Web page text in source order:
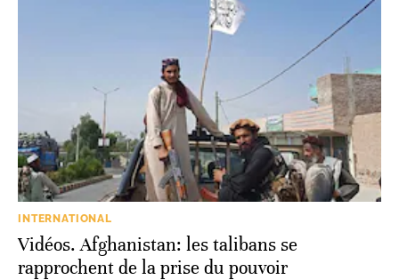
INTERNATIONAL
Vidéos. Afghanistan: les talibans se
rapprochent de la prise du pouvoir